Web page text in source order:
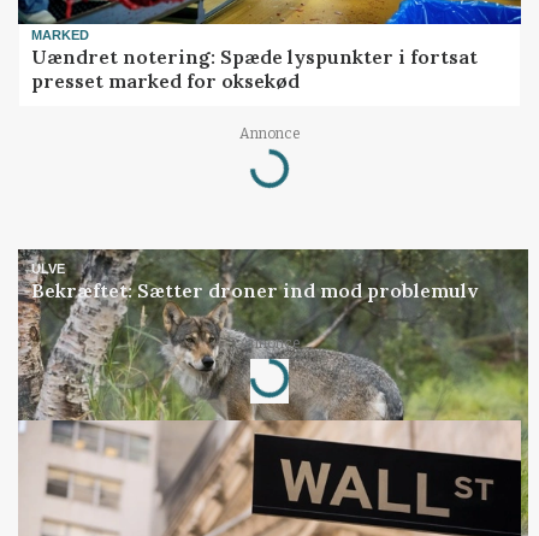
MARKED
Uændret notering: Spæde lyspunkter i fortsat
presset marked for oksekød
Annonce
Loading...
ULVE
Bekræftet: Sætter droner ind mod problemulv
Annonce
Loading...